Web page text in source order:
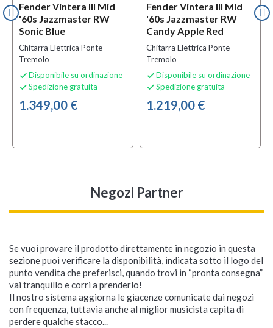
Fender Vintera III Mid
'60s Jazzmaster RW
Sonic Blue
Chitarra Elettrica Ponte
Tremolo
 Disponibile su ordinazione
 Spedizione gratuita
1.349,00 €
Fender Vintera III Mid
'60s Jazzmaster RW
Candy Apple Red
Chitarra Elettrica Ponte
Tremolo
 Disponibile su ordinazione
 Spedizione gratuita
1.219,00 €
Negozi Partner
Se vuoi provare il prodotto direttamente in negozio in questa
sezione puoi verificare la disponibilità, indicata sotto il logo del
punto vendita che preferisci, quando trovi in “pronta consegna”
vai tranquillo e corri a prenderlo!
Il nostro sistema aggiorna le giacenze comunicate dai negozi
con frequenza, tuttavia anche al miglior musicista capita di
perdere qualche stacco...